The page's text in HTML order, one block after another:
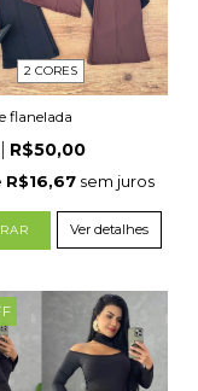
2 CORES
flanelada
R$50,00
R$16,67 sem juros
Ver detalhes